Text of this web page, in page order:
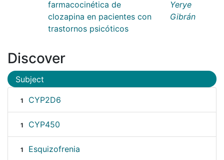
farmacocinética de
clozapina en pacientes con
trastornos psicóticos
Yerye
Gibrán
Discover
Subject
1 CYP2D6
1 CYP450
1 Esquizofrenia